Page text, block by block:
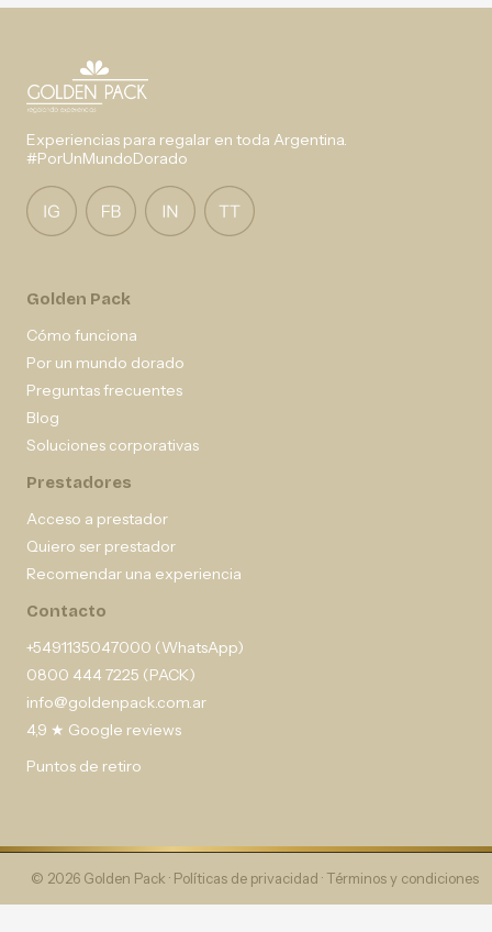
Experiencias para regalar en toda Argentina.
#PorUnMundoDorado
Golden Pack
Cómo funciona
Por un mundo dorado
Preguntas frecuentes
Blog
Soluciones corporativas
Prestadores
Acceso a prestador
Quiero ser prestador
Recomendar una experiencia
Contacto
+5491135047000 (WhatsApp)
0800 444 7225 (PACK)
info@goldenpack.com.ar
4,9 ★ Google reviews
Puntos de retiro
© 2026 Golden Pack · Políticas de privacidad · Términos y condiciones